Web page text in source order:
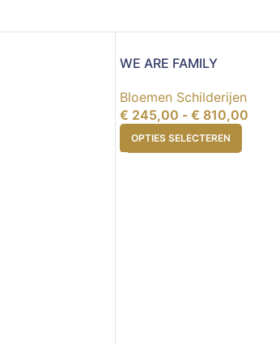
WE ARE FAMILY
Bloemen Schilderijen
€ 245,00 - € 810,00
OPTIES SELECTEREN